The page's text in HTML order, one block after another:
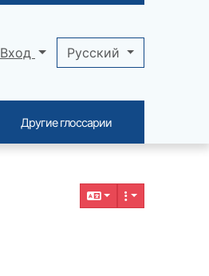
Вход Pусский
Другие глоссарии